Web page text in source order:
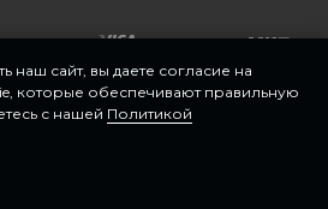
наш сайт, вы даете согласие на
которые обеспечивают правильную
с нашей Политикой